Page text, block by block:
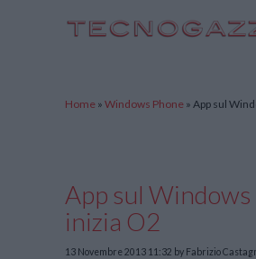
Home » Windows Phone » App sul
App sul
inizia O2
13 Novembre 2013 11:32 by Fabrizio